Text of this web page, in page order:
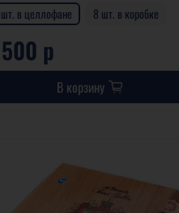
в целлофане 8 шт. в коробке
р
В корзину